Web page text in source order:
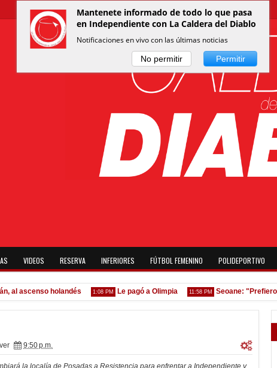
VIDEOS RESERVA INFERIORES FÚTBOL FEMENINO POLIDEPORTIVO
ascenso holandés 1:08 PM Le pagó a Olimpia 11:58 PM Seoane: "Prefiero
9:50 p.m.
la localía de Posadas a Resistencia para enfrentar a Independiente y
Mantenete informado de todo lo que pasa
en Independiente con La Caldera del Diablo
Notificaciones en vivo con las últimas noticias
No permitir Permitir